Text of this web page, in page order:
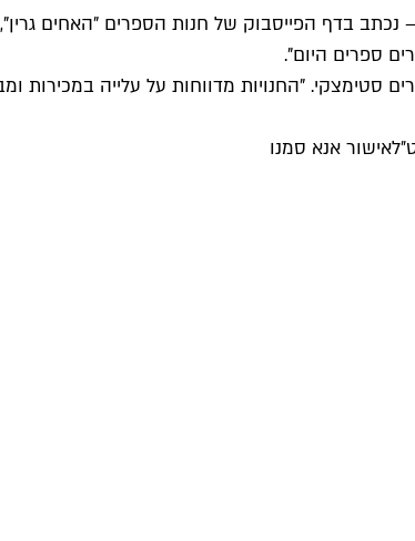
בדף הפייסבוק של חנות הספרים "האחים
ספרים היום".
סטימצקי. "החנויות מדווחות על עלייה במכירות
לאישור אנא סמנו